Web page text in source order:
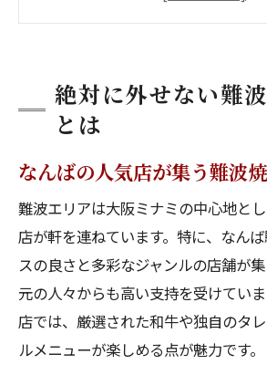
難波焼肉の特徴となんばの
喫
コスパ重視で選ぶ難波の人気焼
難波焼肉のコスパを支える
安くて美味しい焼肉体験は
へ
難波焼肉をお得に楽しむな
用法
ランチもディナーもコスパ
人気店
絶対に外せない難
とは
なんばの人気店が集う難波
難波エリアは大阪ミナミの中心地と
店が軒を連ねています。特に、なん
スの良さと多彩なジャンルの店舗が
元の人々からも高い支持を受けてい
店では、厳選された和牛や独自のタ
ルメニューが楽しめる点が魅力です。